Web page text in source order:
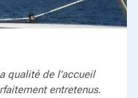
qualité de l’accueil
entretenus.